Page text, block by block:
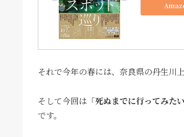
それで今年の春には、奈良県の丹生川
そして今回は「死ぬまでに行ってみた
です。